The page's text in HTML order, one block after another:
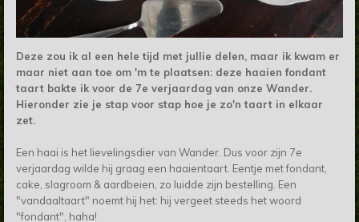
Deze zou ik al een hele tijd met jullie delen, maar ik kwam er
maar niet aan toe om 'm te plaatsen: deze haaien fondant
taart bakte ik voor de 7e verjaardag van onze Wander.
Hieronder zie je stap voor stap hoe je zo'n taart in elkaar
zet.
Een haai is het lievelingsdier van Wander. Dus voor zijn 7e
verjaardag wilde hij graag een haaientaart. Eentje met fondant,
cake, slagroom & aardbeien, zo luidde zijn bestelling. Een
"vandaaltaart" noemt hij het: hij vergeet steeds het woord
"fondant", haha!